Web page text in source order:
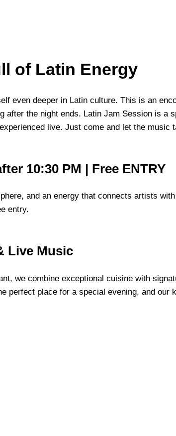
of Latin Energy
even deeper in Latin culture. This is an
after the night ends. Latin Jam Session is a
live. Just come and let the music
10:30 PM | Free ENTRY
and an energy that connects artists
entry.
Live Music
we combine exceptional cuisine with
perfect place for a special evening, and our